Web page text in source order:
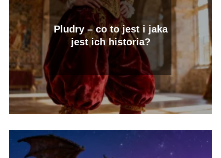
Pludry – co to jest i jaka
jest ich historia?